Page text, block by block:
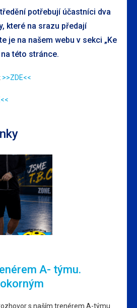
potřebují účastníci dva
které na srazu předají
je na našem webu v sekci „Ke
této stránce.
>>ZDE<<
A- týmu.
s naším trenérem A-týmu